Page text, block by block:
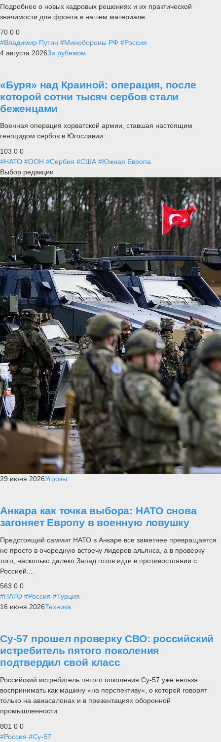
Подробнее о новых кадровых решениях и их практической
значимости для фронта в нашем материале.
70 0 0
#Владимир Путин #Минобороны РФ #Россия
4 августа 2026За рубежом
«Буря» над Краиной: операция, после
которой сотни тысяч сербов стали
беженцами
Военная операция хорватской армии, ставшая настоящим
геноцидом сербов в Югославии.
103 0 0
#НАТО #ООН #Сербия #США #Южная Европа
Выбор редакции
29 июня 2026Угрозы
Анкара как точка выбора: НАТО снова
загоняет Европу в военную ловушку
Предстоящий саммит НАТО в Анкаре все заметнее превращается
не просто в очередную встречу лидеров альянса, а в проверку
того, насколько далеко Запад готов идти в противостоянии с
Россией....
563 0 0
#НАТО #Россия #Турция
16 июня 2026Техника
Су-57 прошел проверку СВО: российский
истребитель пятого поколения
подтвердил свой класс
Российский истребитель пятого поколения Су-57 уже нельзя
воспринимать как машину «на перспективу», о которой говорят
только на авиасалонах и в презентациях оборонной
промышленности.
801 0 0
#Россия #Су-57